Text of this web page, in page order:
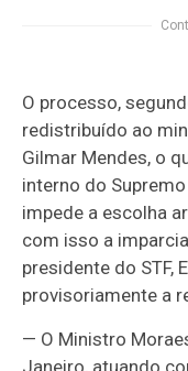
O processo,
redistribuído ao
Gilmar Mendes, o
interno do
impede a escolha
com isso a
presidente do STF,
provisoriamente a
— O Ministro